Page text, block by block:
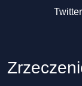
Twitter